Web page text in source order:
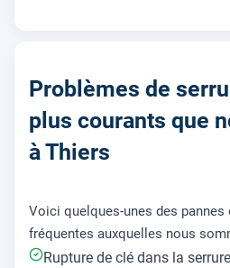
Problèmes de
plus courants que
à Thiers
Voici quelques-unes des pannes
fréquentes auxquelles nous
Rupture de clé dans la